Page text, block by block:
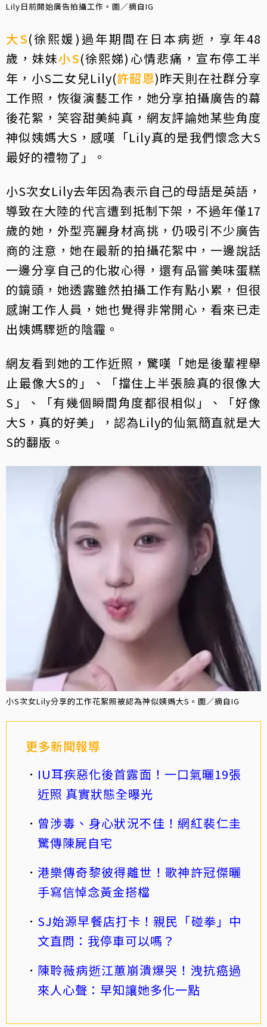
Lily日前開始廣告拍攝工作。圖／摘自IG
大S(徐熙媛)過年期間在日本病逝，享年48
歲，妹妹小S(徐熙娣)心情悲痛，宣布停工半
年，小S二女兒Lily(許韶恩)昨天則在社群分享
工作照，恢復演藝工作，她分享拍攝廣告的幕
後花絮，笑容甜美純真，網友評論她某些角度
神似姨媽大S，感嘆「Lily真的是我們懷念大S
最好的禮物了」。
小S次女Lily去年因為表示自己的母語是英語，
導致在大陸的代言遭到抵制下架，不過年僅17
歲的她，外型亮麗身材高挑，仍吸引不少廣告
商的注意，她在最新的拍攝花絮中，一邊說話
一邊分享自己的化妝心得，還有品嘗美味蛋糕
的鏡頭，她透露雖然拍攝工作有點小累，但很
感謝工作人員，她也覺得非常開心，看來已走
出姨媽驟逝的陰霾。
網友看到她的工作近照，驚嘆「她是後輩裡舉
止最像大S的」、「擋住上半張臉真的很像大
S」、「有幾個瞬間角度都很相似」、「好像
大S，真的好美」，認為Lily的仙氣簡直就是大
S的翻版。
小S次女Lily分享的工作花絮照被認為神似姨媽大S。圖／摘自IG
更多新聞報導
IU耳疾惡化後首露面！一口氣曬19張
近照 真實狀態全曝光
曾涉毒、身心狀況不佳！網紅裴仁圭
驚傳陳屍自宅
港樂傳奇黎彼得離世！歌神許冠傑曬
手寫信悼念黃金搭檔
SJ始源早餐店打卡！親民「碰拳」中
文直問：我停車可以嗎？
陳聆薇病逝江蕙崩潰爆哭！洩抗癌過
來人心聲：早知讓她多化一點